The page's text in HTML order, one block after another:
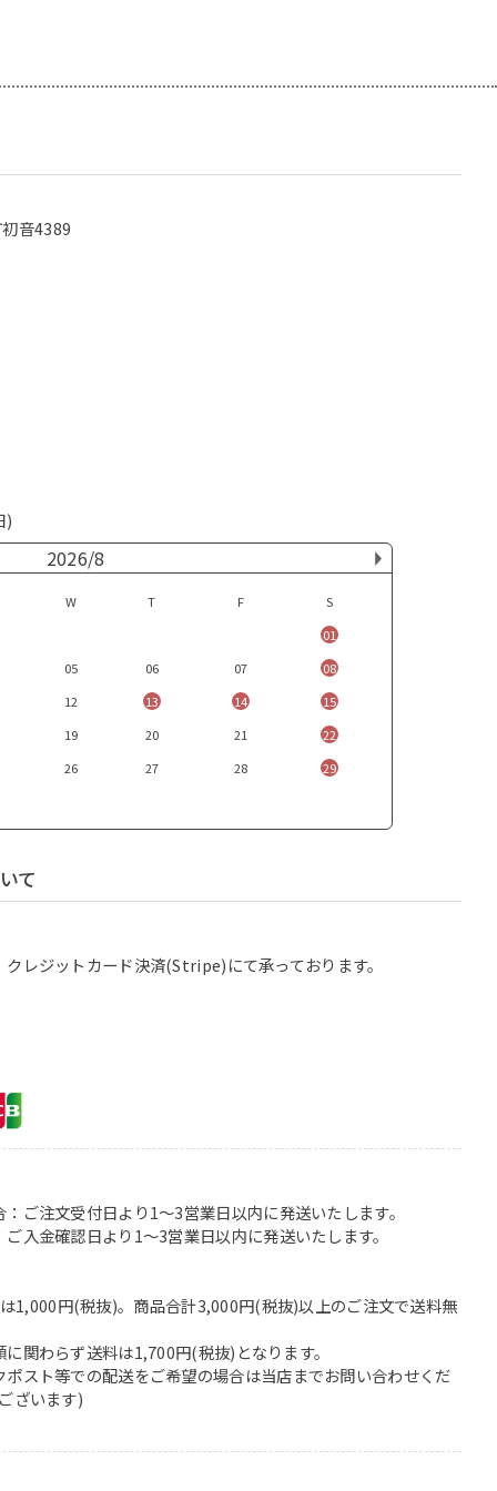
音4389
)
2026/8
W T F
S
01
05
06 07
08
12
13 14
15
19
20 21
22
26
27 28 29
て
レジットカード決済(Stripe)にて承っております。
ご注文受付日より1〜3営業日以内に発送いたします。
入金確認日より1〜3営業日以内に発送いたします。
1,000円(税抜)。商品合計3,000円(税抜)以上のご注文で送料無
関わらず送料は1,700円(税抜)となります。
スト等での配送をご希望の場合は当店までお問い合わせくだ
ざいます)